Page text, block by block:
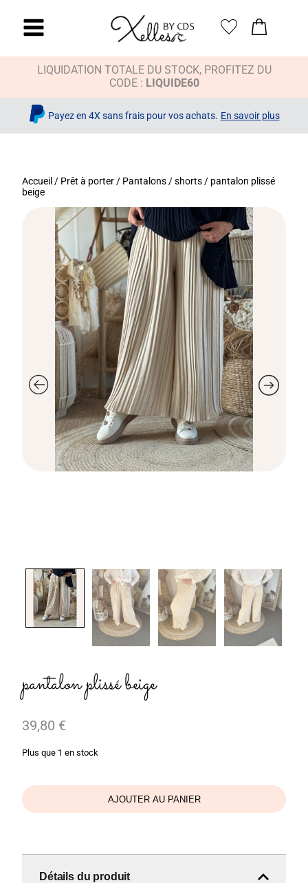
LIQUIDATION TOTALE DU STOCK, PROFITEZ DU
CODE : LIQUIDE60
Payez en 4X sans frais pour vos achats. En savoir plus
Accueil / Prêt à porter / Pantalons / shorts / pantalon plissé
beige
pantalon plissé beige
39,80 €
Plus que 1 en stock
AJOUTER AU PANIER
Détails du produit